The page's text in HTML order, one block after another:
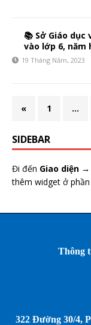
📚 Sở Giáo
vào lớp 6, năm
19 Tháng Năm, 2023
« 1 …
SIDEBAR
Đi đến Giao diện
thêm widget ở
Thông
322 Đường 30/4,